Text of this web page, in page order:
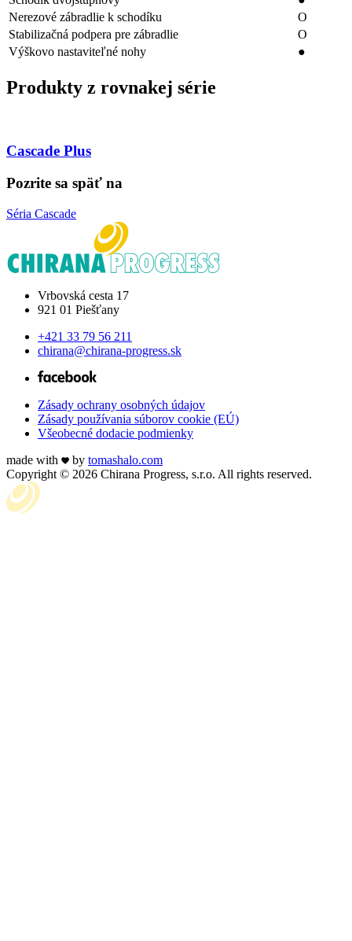
Nerezové zábradlie k schodíku
O
Stabilizačná podpera pre zábradlie
O
Výškovo nastaviteľné nohy
●
Produkty z rovnakej série
Cascade Plus
Pozrite sa späť na
Séria Cascade
Vrbovská cesta 17
921 01 Piešťany
+421 33 79 56 211
chirana@chirana-progress.sk
Zásady ochrany osobných údajov
Zásady používania súborov cookie (EÚ)
Všeobecné dodacie podmienky
made with
by tomashalo.com
Copyright © 2026 Chirana Progress, s.r.o. All rights reserved.